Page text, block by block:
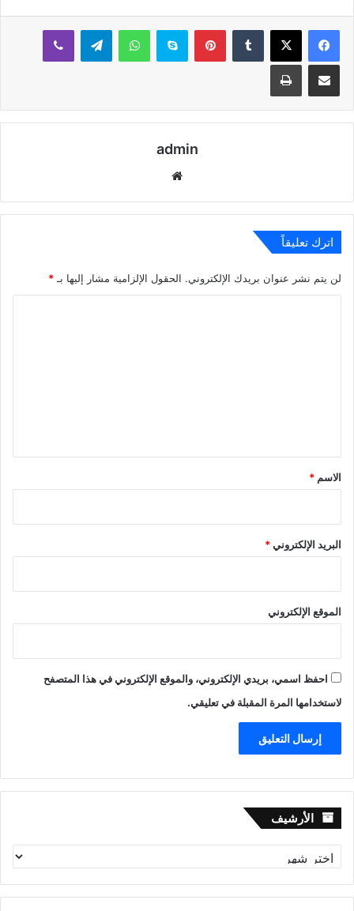
بينتيريستسكايب واتساب تيلقرام ڤايبر
مشاركة عبر البريد طباعة
admin
اترك تعليقاً
لن يتم نشر عنوان بريدك الإلكتروني. الحقول الإلزامية مشار إليها بـ *
*
الاسم *
البريد الإلكتروني*
الموقع الإلكتروني
احفظ اسمي، بريدي الإلكتروني، والموقع الإلكتروني في هذا المتصفح
لاستخدامها المرة المقبلة في تعليقي.
الأرشيف الأرشيف